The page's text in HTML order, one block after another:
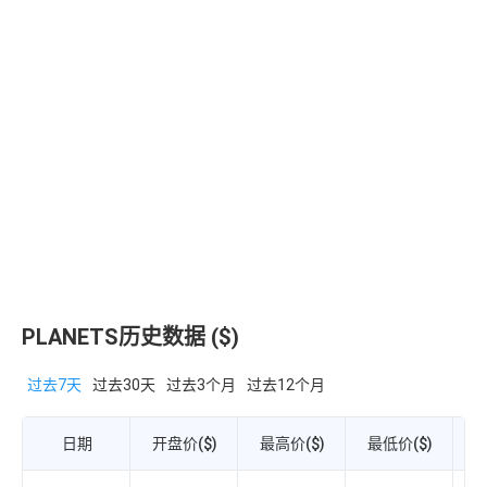
PLANETS历史数据 ($)
过去7天 过去30天 过去3个月 过去12个月
日期 开盘价($) 最高价($) 最低价($)